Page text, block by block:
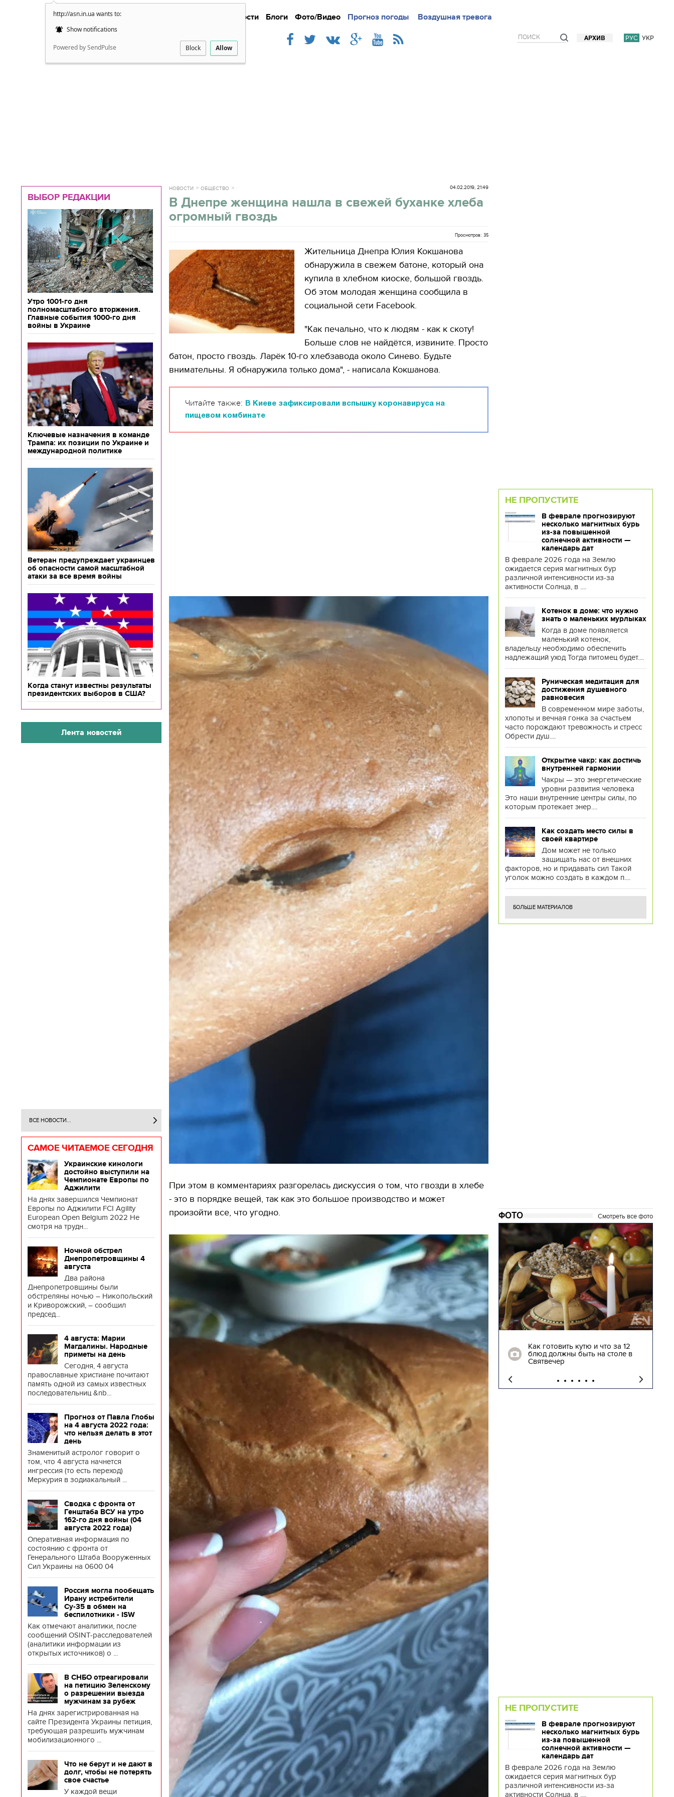
http://asn.in.ua wants to:
Show notifications
Powered by SendPulse Block Allow
Новости Блоги Фото/Видео Прогноз погоды Воздушная тревога
РУС УКР
АРХИВ
Подробно Новости Интервью Блоги
ВЫБОР РЕДАКЦИИ
Утро 1001-го дня
полномасштабного вторжения.
Главные события 1000-го дня
войны в Украине
Ключевые назначения в команде
Трампа: их позиции по Украине и
международной политике
Ветеран предупреждает украинцев
об опасности самой масштабной
атаки за все время войны
Когда станут известны результаты
президентских выборов в США?
Лента новостей
ВСЕ НОВОСТИ...
САМОЕ ЧИТАЕМОЕ СЕГОДНЯ
Украинские кинологи
достойно выступили на
Чемпионате Европы по
Аджилити
На днях завершился Чемпионат
Европы по Аджилити FCI Agility
European Open Belgium 2022 Не
смотря на трудн...
Ночной обстрел
Днепропетровщины 4
августа
Два района
Днепропетровщины были
обстреляны ночью – Никопольский
и Криворожский, – сообщил
председ...
4 августа: Марии
Магдалины. Народные
приметы на день
Сегодня, 4 августа
православные христиане почитают
память одной из самых известных
последовательниц &nb...
Прогноз от Павла Глобы
на 4 августа 2022 года:
что нельзя делать в этот
день
Знаменитый астролог говорит о
том, что 4 августа начнется
ингрессия (то есть переход)
Меркурия в зодиакальный ...
Сводка с фронта от
Генштаба ВСУ на утро
162-го дня войны (04
августа 2022 года)
Оперативная информация по
состоянию с фронта от
Генерального Штаба Вооруженных
Сил Украины на 0600 04
Россия могла пообещать
Ирану истребители
Су-35 в обмен на
беспилотники - ISW
Как отмечают аналитики, после
сообщений OSINT-расследователей
(аналитики информации из
открытых источников) о ...
В СНБО отреагировали
на петицию Зеленскому
о разрешении выезда
мужчинам за рубеж
На днях зарегистрированная на
сайте Президента Украины петиция,
требующая разрешить мужчинам
мобилизационного ...
Что не берут и не дают в
долг, чтобы не потерять
свое счастье
У каждой вещи
НОВОСТИ ОБЩЕСТВО 04.02.2019, 21:49
В Днепре женщина нашла в свежей буханке хлеба
огромный гвоздь
Просмотров: 35
Жительница Днепра Юлия Кокшанова
обнаружила в свежем батоне, который она
купила в хлебном киоске, большой гвоздь.
Об этом молодая женщина сообщила в
социальной сети Facebook.
"Как печально, что к людям - как к скоту!
Больше слов не найдётся, извините. Просто
батон, просто гвоздь. Ларёк 10-го хлебзавода около Синево. Будьте
внимательны. Я обнаружила только дома", - написала Кокшанова.
Читайте также:
В Киеве зафиксировали вспышку коронавируса на
пищевом комбинате
При этом в комментариях разгорелась дискуссия о том, что гвозди в хлебе
- это в порядке вещей, так как это большое производство и может
произойти все, что угодно.
НЕ ПРОПУСТИТЕ
В феврале прогнозируют
несколько магнитных бурь
из-за повышенной
солнечной активности —
календарь дат
В феврале 2026 года на Землю
ожидается серия магнитных бур
различной интенсивности из-за
активности Солнца, в ....
Котенок в доме: что нужно
знать о маленьких мурлыках
Когда в доме появляется
маленький котенок,
владельцу необходимо обеспечить
надлежащий уход Тогда питомец будет....
Руническая медитация для
достижения душевного
равновесия
В современном мире заботы,
хлопоты и вечная гонка за счастьем
часто порождают тревожность и стресс
Обрести душ....
Открытие чакр: как достичь
внутренней гармонии
Чакры — это энергетические
уровни развития человека
Это наши внутренние центры силы, по
которым протекает энер....
Как создать место силы в
своей квартире
Дом может не только
защищать нас от внешних
факторов, но и придавать сил Такой
уголок можно создать в каждом п....
БОЛЬШЕ МАТЕРИАЛОВ
ФОТО Смотреть все фото
11.10.2017 | 16:22
Времена Руси: как выглядят
декорации к фильму
"Сторожевая застава"
Как готовить кутю и что за 12
блюд должны быть на столе в
Святвечер
НЕ ПРОПУСТИТЕ
В феврале прогнозируют
несколько магнитных бурь
из-за повышенной
солнечной активности —
календарь дат
В феврале 2026 года на Землю
ожидается серия магнитных бур
различной интенсивности из-за
активности Солнца, в ....